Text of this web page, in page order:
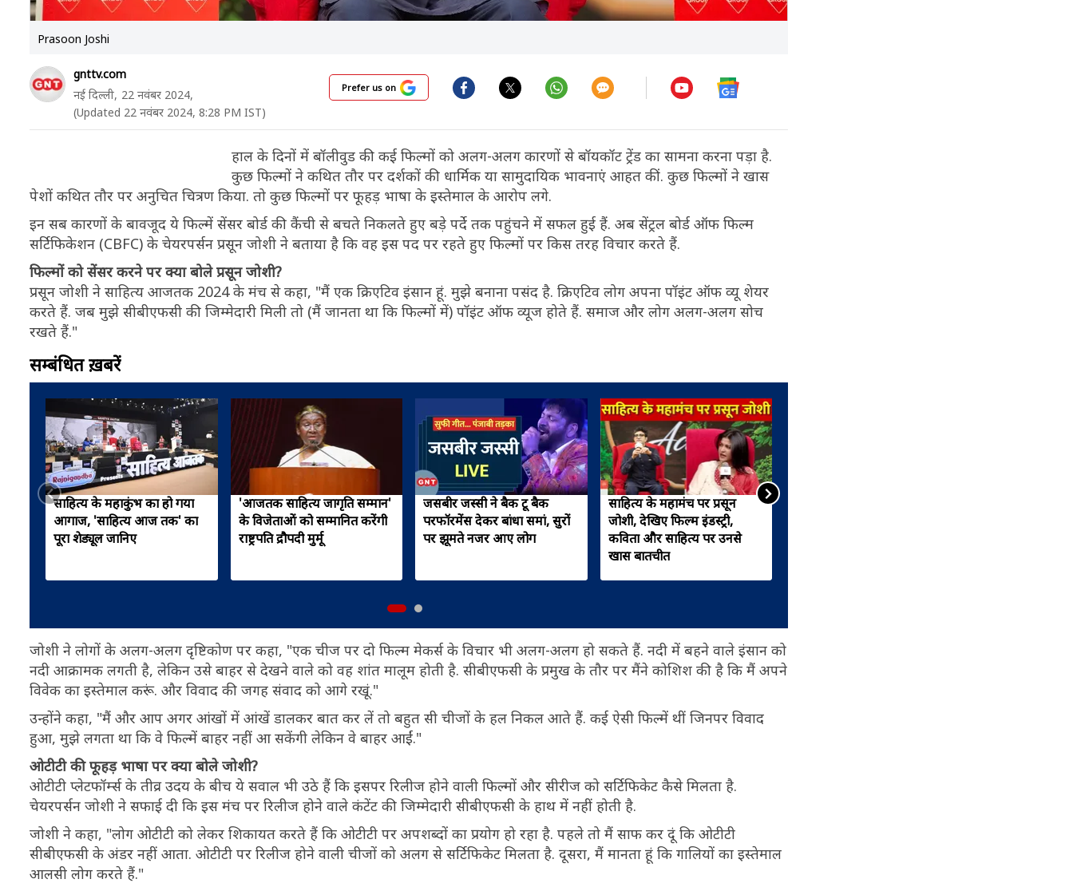
Prasoon Joshi
gnttv.com
नई दिल्ली, 22 नवंबर 2024,
(Updated 22 नवंबर 2024, 8:28 PM IST)
Prefer us on
हाल के दिनों में बॉलीवुड की कई फिल्मों को अलग-अलग कारणों से बॉयकॉट ट्रेंड का सामना करना पड़ा है.
कुछ फिल्मों ने कथित तौर पर दर्शकों की धार्मिक या सामुदायिक भावनाएं आहत कीं. कुछ फिल्मों ने खास
पेशों कथित तौर पर अनुचित चित्रण किया. तो कुछ फिल्मों पर फूहड़ भाषा के इस्तेमाल के आरोप लगे.
इन सब कारणों के बावजूद ये फिल्में सेंसर बोर्ड की कैंची से बचते निकलते हुए बड़े पर्दे तक पहुंचने में सफल हुई हैं. अब सेंट्रल बोर्ड ऑफ फिल्म
सर्टिफिकेशन (CBFC) के चेयरपर्सन प्रसून जोशी ने बताया है कि वह इस पद पर रहते हुए फिल्मों पर किस तरह विचार करते हैं.
फिल्मों को सेंसर करने पर क्या बोले प्रसून जोशी?
प्रसून जोशी ने साहित्य आजतक 2024 के मंच से कहा, "मैं एक क्रिएटिव इंसान हूं. मुझे बनाना पसंद है. क्रिएटिव लोग अपना पॉइंट ऑफ व्यू शेयर
करते हैं. जब मुझे सीबीएफसी की जिम्मेदारी मिली तो (मैं जानता था कि फिल्मों में) पॉइंट ऑफ व्यूज होते हैं. समाज और लोग अलग-अलग सोच
रखते हैं."
सम्बंधित ख़बरें
साहित्य के महाकुंभ का हो गया
आगाज, 'साहित्य आज तक' का
पूरा शेड्यूल जानिए
'आजतक साहित्य जागृति सम्मान'
के विजेताओं को सम्मानित करेंगी
राष्ट्रपति द्रौपदी मुर्मू
जसबीर जस्सी ने बैक टू बैक
परफॉरमेंस देकर बांधा समां, सुरों
पर झूमते नजर आए लोग
साहित्य के महामंच पर प्रसून
जोशी, देखिए फिल्म इंडस्ट्री,
कविता और साहित्य पर उनसे
खास बातचीत
जोशी ने लोगों के अलग-अलग दृष्टिकोण पर कहा, "एक चीज पर दो फिल्म मेकर्स के विचार भी अलग-अलग हो सकते हैं. नदी में बहने वाले इंसान को
नदी आक्रामक लगती है, लेकिन उसे बाहर से देखने वाले को वह शांत मालूम होती है. सीबीएफसी के प्रमुख के तौर पर मैंने कोशिश की है कि मैं अपने
विवेक का इस्तेमाल करूं. और विवाद की जगह संवाद को आगे रखूं."
उन्होंने कहा, "मैं और आप अगर आंखों में आंखें डालकर बात कर लें तो बहुत सी चीजों के हल निकल आते हैं. कई ऐसी फिल्में थीं जिनपर विवाद
हुआ, मुझे लगता था कि वे फिल्में बाहर नहीं आ सकेंगी लेकिन वे बाहर आईं."
ओटीटी की फूहड़ भाषा पर क्या बोले जोशी?
ओटीटी प्लेटफॉर्म्स के तीव्र उदय के बीच ये सवाल भी उठे हैं कि इसपर रिलीज होने वाली फिल्मों और सीरीज को सर्टिफिकेट कैसे मिलता है.
चेयरपर्सन जोशी ने सफाई दी कि इस मंच पर रिलीज होने वाले कंटेंट की जिम्मेदारी सीबीएफसी के हाथ में नहीं होती है.
जोशी ने कहा, "लोग ओटीटी को लेकर शिकायत करते हैं कि ओटीटी पर अपशब्दों का प्रयोग हो रहा है. पहले तो मैं साफ कर दूं कि ओटीटी
सीबीएफसी के अंडर नहीं आता. ओटीटी पर रिलीज होने वाली चीजों को अलग से सर्टिफिकेट मिलता है. दूसरा, मैं मानता हूं कि गालियों का इस्तेमाल
आलसी लोग करते हैं."